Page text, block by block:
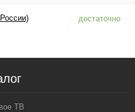
достаточно
ТВ